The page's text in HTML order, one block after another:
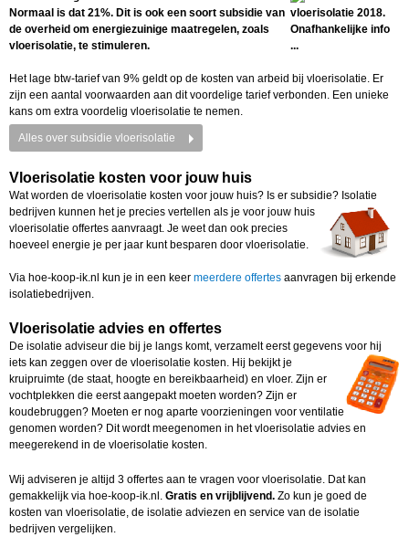
Normaal is dat 21%. Dit is ook een soort subsidie van
de overheid om energiezuinige maatregelen, zoals
vloerisolatie, te stimuleren.
Het lage btw-tarief van 9% geldt op de kosten van arbeid bij vloerisolatie. Er
zijn een aantal voorwaarden aan dit voordelige tarief verbonden. Een unieke
kans om extra voordelig vloerisolatie te nemen.
Alles over subsidie vloerisolatie
Vloerisolatie kosten voor jouw huis
Wat worden de vloerisolatie kosten voor jouw huis? Is er subsidie? Isolatie
bedrijven kunnen het je precies vertellen als je voor jouw huis
vloerisolatie offertes aanvraagt. Je weet dan ook precies
hoeveel energie je per jaar kunt besparen door vloerisolatie.
Via hoe-koop-ik.nl kun je in een keer meerdere offertes aanvragen bij erkende
isolatiebedrijven.
Vloerisolatie advies en offertes
De isolatie adviseur die bij je langs komt, verzamelt eerst gegevens voor hij
iets kan zeggen over de vloerisolatie kosten. Hij bekijkt je
kruipruimte (de staat, hoogte en bereikbaarheid) en vloer. Zijn er
vochtplekken die eerst aangepakt moeten worden? Zijn er
koudebruggen? Moeten er nog aparte voorzieningen voor ventilatie
genomen worden? Dit wordt meegenomen in het vloerisolatie advies en
meegerekend in de vloerisolatie kosten.
Wij adviseren je altijd 3 offertes aan te vragen voor vloerisolatie. Dat kan
gemakkelijk via hoe-koop-ik.nl . Gratis en vrijblijvend. Zo kun je goed de
kosten van vloerisolatie, de isolatie adviezen en service van de isolatie
bedrijven vergelijken.